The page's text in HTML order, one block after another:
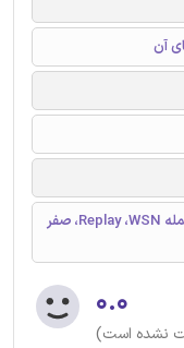
آن
حمله Cloning، حمله Man-in-the-middle، حمله Replay ،WSN، صفر
۰.۰
نشده است)